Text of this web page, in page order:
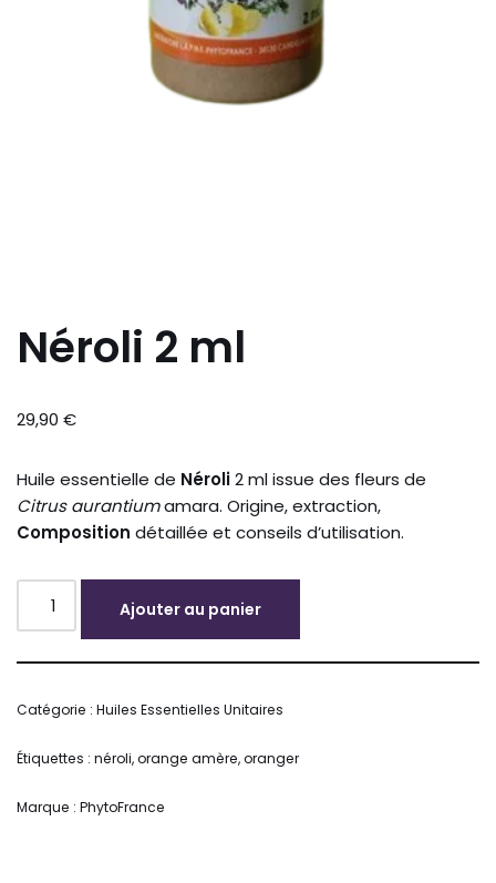
Néroli 2 ml
29,90 €
Huile essentielle de Néroli2 ml issue des fleurs de
Citrus aurantiumamara. Origine, extraction,
Composition détaillée et conseils d’utilisation.
Ajouter au panier
Catégorie : Huiles Essentielles Unitaires
Étiquettes : néroli,orange amère,oranger
Marque : PhytoFrance